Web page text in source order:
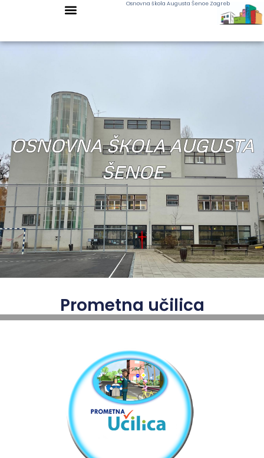
Osnovna škola Augusta Šenoe Zagreb
OSNOVNA ŠKOLA AUGUSTA
ŠENOE
Prometna učilica